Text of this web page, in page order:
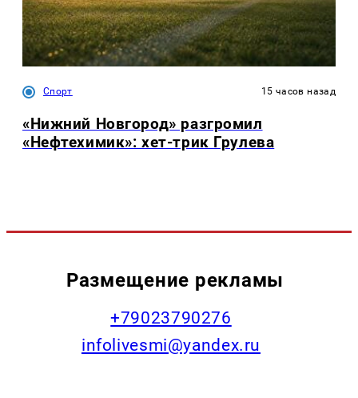
Спорт 15 часов назад
«Нижний Новгород» разгромил
«Нефтехимик»: хет-трик Грулева
Размещение рекламы
+79023790276
infolivesmi@yandex.ru